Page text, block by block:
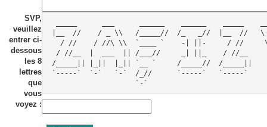
SVP,
veuillez
entrer ci-
dessous
les 8
lettres
que
vous
voyez :
|__  //    / _ \\   /_____//  /_   _//  |__  //
/ //    / //\ \\  `____ `    -| ||-     / //
/ //__  |  ___  || /___//     _| ||_    / //__
/_____|| |_||  |_|| `__ `     /_____//  /_____||
`-----`  `-`   `-`  /_//      `-----`   `-----`